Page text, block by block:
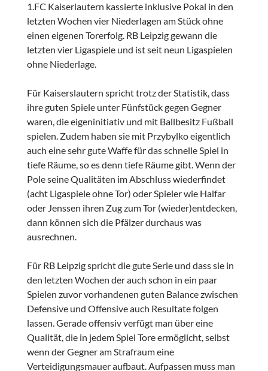
1.FC Kaiserlautern kassierte inklusive Pokal in den
letzten Wochen vier Niederlagen am Stück ohne
einen eigenen Torerfolg. RB Leipzig gewann die
letzten vier Ligaspiele und ist seit neun Ligaspielen
ohne Niederlage.
Für Kaiserslautern spricht trotz der Statistik, dass
ihre guten Spiele unter Fünfstück gegen Gegner
waren, die eigeninitiativ und mit Ballbesitz Fußball
spielen. Zudem haben sie mit Przybylko eigentlich
auch eine sehr gute Waffe für das schnelle Spiel in
tiefe Räume, so es denn tiefe Räume gibt. Wenn der
Pole seine Qualitäten im Abschluss wiederfindet
(acht Ligaspiele ohne Tor) oder Spieler wie Halfar
oder Jenssen ihren Zug zum Tor (wieder)entdecken,
dann können sich die Pfälzer durchaus was
ausrechnen.
Für RB Leipzig spricht die gute Serie und dass sie in
den letzten Wochen der auch schon in ein paar
Spielen zuvor vorhandenen guten Balance zwischen
Defensive und Offensive auch Resultate folgen
lassen. Gerade offensiv verfügt man über eine
Qualität, die in jedem Spiel Tore ermöglicht, selbst
wenn der Gegner am Strafraum eine
Verteidigungsmauer aufbaut. Aufpassen muss man